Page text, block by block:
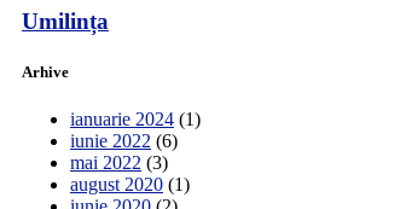
Umilința
Arhive
ianuarie 2024 (1)
iunie 2022 (6)
mai 2022 (3)
august 2020 (1)